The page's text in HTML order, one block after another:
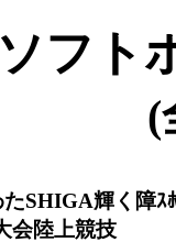
ソ
(
SHIGA輝く障ｽ
会陸上競技